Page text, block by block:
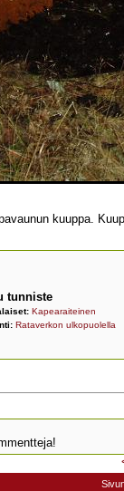
kuuppa.
tunniste
Kapearaiteinen
Rataverkon ulkopuolella